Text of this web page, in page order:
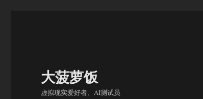
大菠萝饭
虚拟现实爱好者、AI测试员